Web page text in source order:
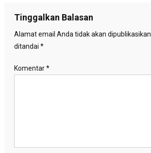
Tinggalkan Balasan
Alamat email Anda tidak akan dipublikasikan.
ditandai *
Komentar*